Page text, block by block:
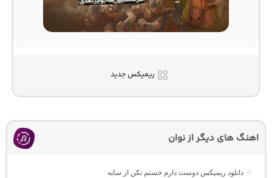
ریمیکس جدید
اهنگ های دیگر از نوان
دانلود ریمیکس دوست دارم خستم نکن از سایه